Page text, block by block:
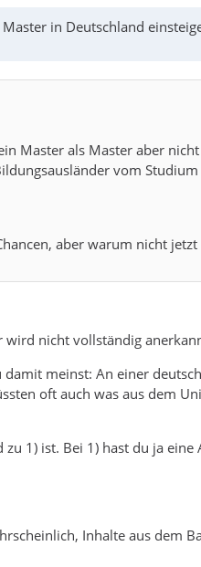
in Deutschland
Master als Master aber
vom
aber warum nicht
nicht vollständig
meinst: An einer
oft auch was aus dem
1) ist. Bei 1) hast du ja
Inhalte aus dem